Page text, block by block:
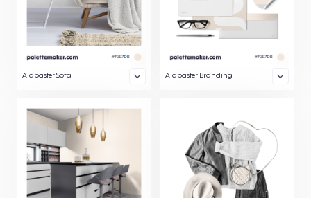
Alabaster Sofa Alabaster Branding